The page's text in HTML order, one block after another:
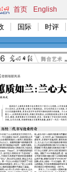
首页 English
国际 时评